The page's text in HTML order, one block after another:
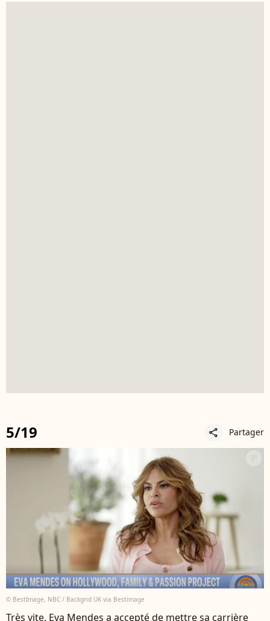
5/19 share Partager
© BestImage, NBC / Backgrid UK via Bestimage
Très vite, Eva Mendes a accepté de mettre sa carrière